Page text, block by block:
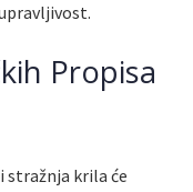
Propisa
stražnja krila će